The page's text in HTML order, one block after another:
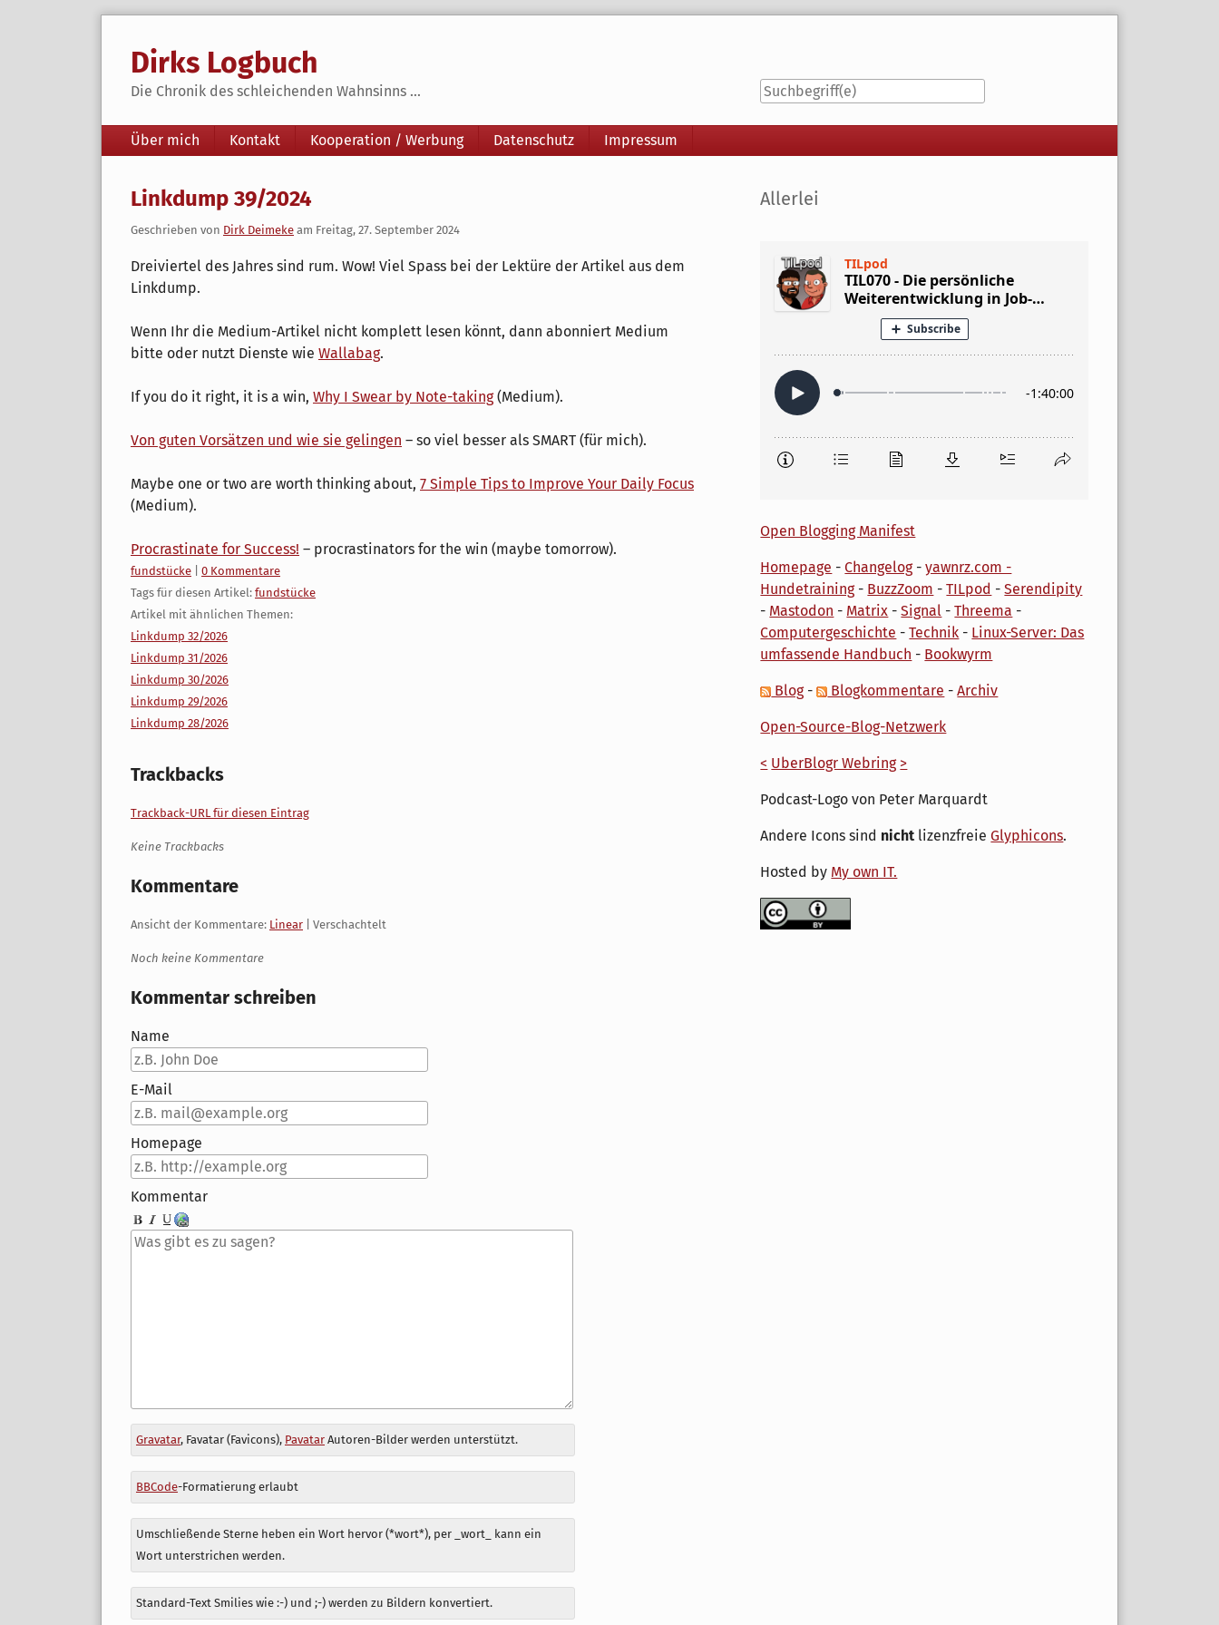
Dirks Logbuch
Die Chronik des schleichenden Wahnsinns ...
Navigation
Über mich Kontakt Kooperation / Werbung Datenschutz Impressum
Linkdump 39/2024
Geschrieben von Dirk Deimeke am Freitag, 27. September 2024
Dreiviertel des Jahres sind rum. Wow! Viel Spass bei der Lektüre der Artikel aus dem
Linkdump.
Wenn Ihr die Medium-Artikel nicht komplett lesen könnt, dann abonniert Medium
bitte oder nutzt Dienste wie Wallabag.
If you do it right, it is a win, Why I Swear by Note-taking(Medium).
Von guten Vorsätzen und wie sie gelingen – so viel besser als SMART (für mich).
Maybe one or two are worth thinking about, 7 Simple Tips to Improve Your Daily Focus
(Medium).
Procrastinate for Success! – procrastinators for the win (maybe tomorrow).
Kategorien:
fundstücke
0 Kommentare
Tags für diesen Artikel: fundstücke
Artikel mit ähnlichen Themen:
Linkdump 32/2026
Linkdump 31/2026
Linkdump 30/2026
Linkdump 29/2026
Linkdump 28/2026
Trackbacks
Trackback-URL für diesen Eintrag
Keine Trackbacks
Kommentare
Ansicht der Kommentare: Linear | Verschachtelt
Noch keine Kommentare
Kommentar schreiben
Name
E-Mail
Homepage
Kommentar
Antwort
zu
Gravatar, Favatar (Favicons), PavatarAutoren-Bilder werden unterstützt.
BBCode-Formatierung erlaubt
Umschließende Sterne heben ein Wort hervor (*wort*), per _wort_ kann ein
Wort unterstrichen werden.
Standard-Text Smilies wie :-) und ;-) werden zu Bildern konvertiert.
Seitenleiste
Allerlei
Open Blogging Manifest
Homepage -Changelog-yawnrz.com -
Hundetraining- BuzzZoom -TILpod -Serendipity
- Mastodon - Matrix -Signal -Threema -
Computergeschichte -Technik - Linux-Server: Das
umfassende Handbuch - Bookwyrm
Blog- Blogkommentare -Archiv
Open-Source-Blog-Netzwerk
< UberBlogr Webring >
Podcast-Logo von Peter Marquardt
Andere Icons sind nicht lizenzfreieGlyphicons.
Hosted by My own IT.